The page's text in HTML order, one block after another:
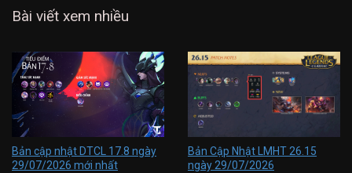
Bài viết xem nhiều
Bản cập nhật DTCL 17.8 ngày
29/07/2026 mới nhất
Bản Cập Nhật LMHT 26.15
ngày 29/07/2026